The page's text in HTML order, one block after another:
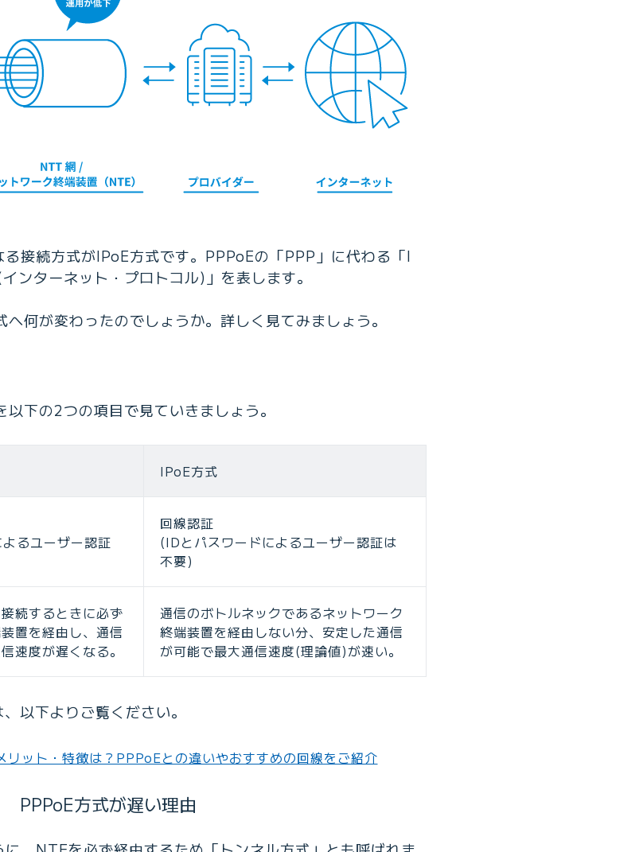
接続方式がIPoE方式です。PPPoEの「PPP」に代わる「I
ターネット・プロトコル)」を表します。
何が変わったのでしょうか。詳しく見てみましょう。
下の2つの項目で見ていきましょう。
IPoE方式
るユーザー認証
回線認証
(IDとパスワードによるユーザー認証は
不要)
続するときに必ず
置を経由し、通信
速度が遅くなる。
通信のボトルネックであるネットワーク
終端装置を経由しない分、安定した通信
が可能で最大通信速度(理論値)が速い。
以下よりご覧ください。
リット・特徴は？PPPoEとの違いやおすすめの回線をご紹介
PPPoE方式が遅い理由